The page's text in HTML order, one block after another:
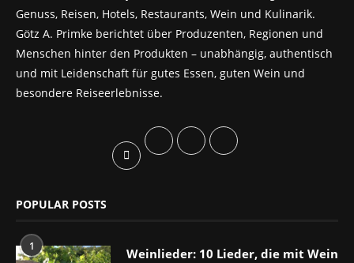
Genuss, Reisen, Hotels, Restaurants, Wein und Kulinarik.
Götz A. Primke berichtet über Produzenten, Regionen und
Menschen hinter den Produkten – unabhängig, authentisch
und mit Leidenschaft für gutes Essen, guten Wein und
besondere Reiseerlebnisse.
POPULAR POSTS
1
Weinlieder: 10 Lieder, die mit Wein